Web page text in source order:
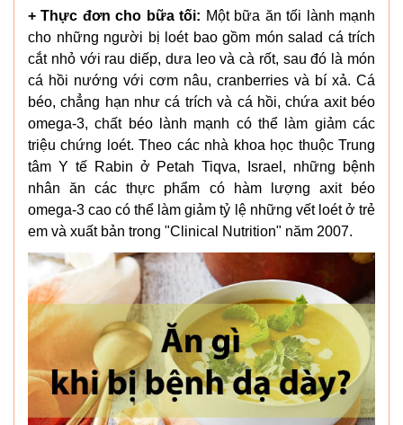
+ Thực đơn cho bữa tối: Một bữa ăn tối lành mạnh
cho những người bị loét bao gồm món salad cá trích
cắt nhỏ với rau diếp, dưa leo và cà rốt, sau đó là món
cá hồi nướng với cơm nâu, cranberries và bí xả. Cá
béo, chẳng hạn như cá trích và cá hồi, chứa axit béo
omega-3, chất béo lành mạnh có thể làm giảm các
triệu chứng loét. Theo các nhà khoa học thuộc Trung
tâm Y tế Rabin ở Petah Tiqva, Israel, những bệnh
nhân ăn các thực phẩm có hàm lượng axit béo
omega-3 cao có thể làm giảm tỷ lệ những vết loét ở trẻ
em và xuất bản trong "Clinical Nutrition" năm 2007.